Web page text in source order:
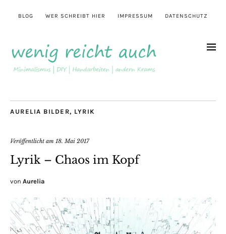
BLOG WER SCHREIBT HIER IMPRESSUM DATENSCHUTZ
AURELIA BILDER, LYRIK
Veröffentlicht am 18. Mai 2017
Lyrik – Chaos im Kopf
von Aurelia